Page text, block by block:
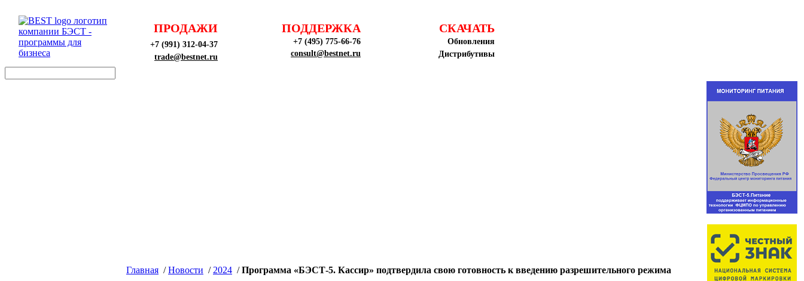
ПРОДАЖИ
+7 (991) 312-04-37
trade@bestnet.ru
ПОДДЕРЖКА
+7 (495) 775-66-76
consult@bestnet.ru
СКАЧАТЬ
Обновления
Дистрибутивы
Главная /Новости / 2024 /Программа «БЭСТ-5. Кассир» подтвердила свою готовность к введению разрешительного режима